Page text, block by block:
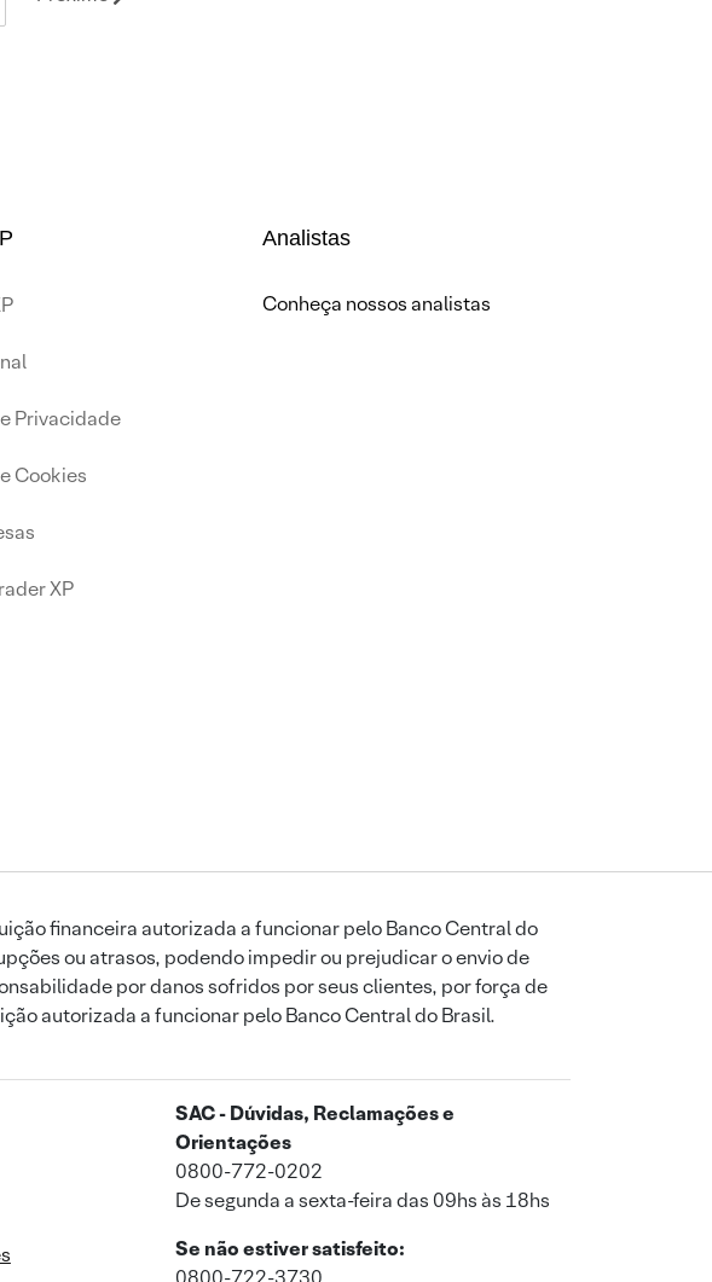
Privacidade
Cookies
XP
Analistas
Conheça nossos analistas
financeira autorizada a funcionar pelo Banco Central do
ou atrasos, podendo impedir ou prejudicar o envio de
por danos sofridos por seus clientes, por força de
autorizada a funcionar pelo Banco Central do Brasil.
SAC - Dúvidas, Reclamações e
Orientações
0800-772-0202
De segunda a sexta-feira das 09hs às 18hs
Se não estiver satisfeito: